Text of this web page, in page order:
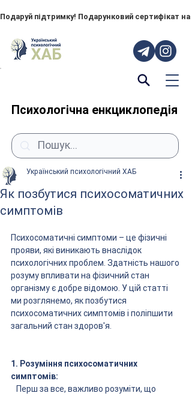
Подаруй підтримку! Подарунковий сертифікат
Психологічна енкциклопедія
Як позбутися психосоматичних
симптомів
Український психологічний ХАБ
Психосоматичні симптоми – це фізичні
прояви, які виникають внаслідок
психологічних проблем. Здатність нашого
розуму впливати на фізичний стан
організму є добре відомою. У цій статті
ми розглянемо, як позбутися
психосоматичних симптомів і поліпшити
загальний стан здоров'я.
1. Розуміння психосоматичних
симптомів: